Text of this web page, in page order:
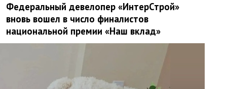
Федеральный девелопер «ИнтерСтрой»
вновь вошел в число финалистов
национальной премии «Наш вклад»